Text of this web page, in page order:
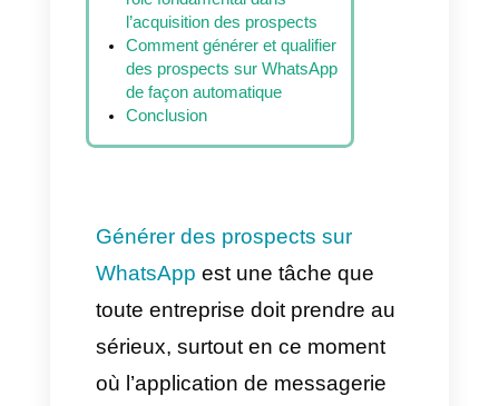
Indice
Un prospect, c’est quoi ?
Pourquoi WhatsApp joue un
des prospects sur WhatsApp
de façon automatique
Conclusion